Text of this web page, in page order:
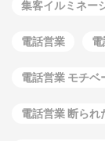
集客イルミネー
電話営業
電話営業 モチベ
電話営業 断られ